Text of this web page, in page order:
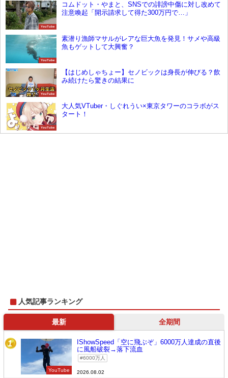
YouTube
コムドット・やまと、SNSでの誹謗中傷に対し改めて
注意喚起「開示請求して得た300万円で…」
YouTube
素潜り漁師マサルがレアな巨大魚を発見！サメや高級
魚もゲットして大興奮？
YouTube
【はじめしゃちょー】セノビックは身長が伸びる？飲
み続けたら驚きの結果に
YouTube
大人気VTuber・しぐれうい×東京タワーのコラボがス
タート！
人気記事ランキング
最新 全期間
1
YouTube
IShowSpeed「空に飛ぶぞ」6000万人達成の直後
に風船破裂→落下流血
6000万人
2026.08.02